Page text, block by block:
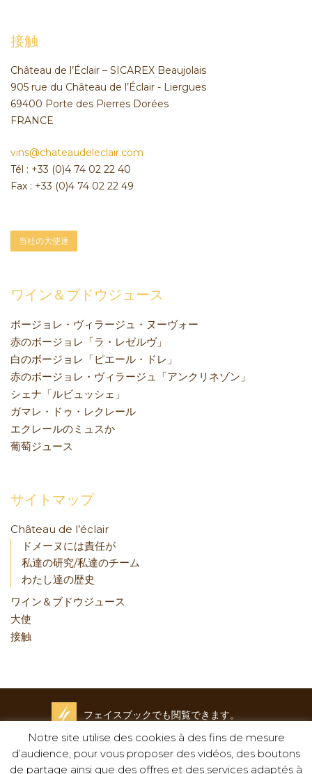
接触
Château de l’Éclair – SICAREX Beaujolais
905 rue du Château de l’Éclair - Liergues
69400 Porte des Pierres Dorées
FRANCE
vins@chateaudeleclair.com
Tél : +33 (0)4 74 02 22 40
Fax : +33 (0)4 74 02 22 49
当社の大使達
ワイン＆ブドウジュース
ボージョレ・ヴィラージュ・ヌーヴォー
赤のボージョレ「ラ・レゼルヴ」
白のボージョレ「ピエール・ドレ」
赤のボージョレ・ヴィラージュ「アンクリネゾン」
シェナ「ルビュッシェ」
ガマレ・ドゥ・レクレール
エクレールのミュスか
葡萄ジュース
サイトマップ
Château de l’éclair
ドメーヌには責任が
私達の研究/私達のチーム
わたし達の歴史
ワイン＆ブドウジュース
大使
接触
フェイスブックでも閲覧できます。
クレディットと覚書
-
プライバシーポリシー
Notre site utilise des cookies à des fins de mesure
d’audience, pour vous proposer des vidéos, des boutons
de partage ainsi que des offres et des services adaptés à